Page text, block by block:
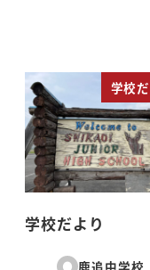
学校
学校だより
鹿追中学校